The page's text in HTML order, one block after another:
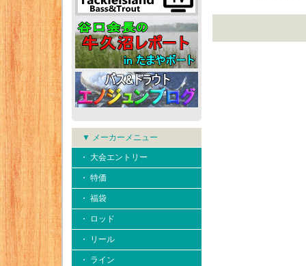
▼ メーカーメニュー
・ 大会エントリー
・ 特価
・ 福袋
・ ロッド
・ リール
・ ライン